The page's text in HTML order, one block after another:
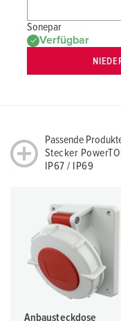
Sonepar
Verfügbar
Passende
Stecker
IP67 / IP69
Anbausteckdose